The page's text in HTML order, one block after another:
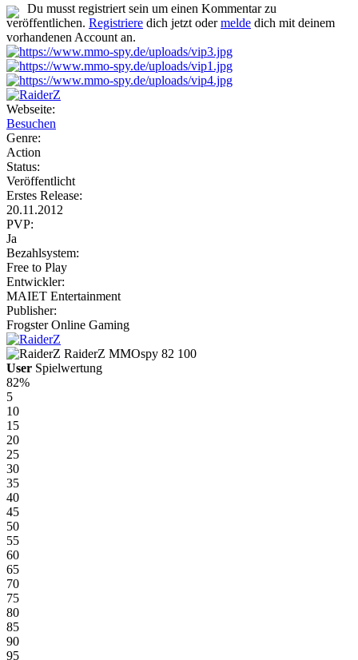
Du musst registriert sein um einen Kommentar zu
veröffentlichen. Registriere dich jetzt odermelde dich mit deinem
vorhandenen Account an.
Webseite:
Besuchen
Genre:
Action
Status:
Veröffentlicht
Erstes Release:
20.11.2012
PVP:
Ja
Bezahlsystem:
Free to Play
Entwickler:
MAIET Entertainment
Publisher:
Frogster Online Gaming
RaiderZ MMOspy 82 100
User Spielwertung
82%
5
10
15
20
25
30
35
40
45
50
55
60
65
70
75
80
85
90
95